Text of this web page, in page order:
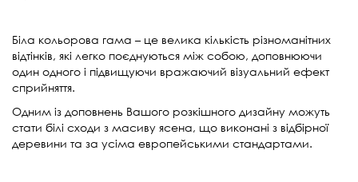
Біла кольорова гама – це велика кількість різноманітних
відтінків, які легко поєднуються між собою, доповнюючи
один одного і підвищуючи вражаючий візуальний ефект
сприйняття.
Одним із доповнень Вашого розкішного дизайну можуть
стати білі сходи з масиву ясена, що виконані з відбірної
деревини та за усіма европейськими стандартами.